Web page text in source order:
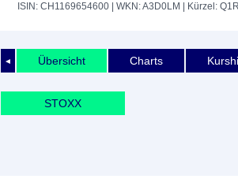
ISIN: CH1169654600 | WKN: A3D0LM | Kürzel:
◄ Übersicht Charts
STOXX